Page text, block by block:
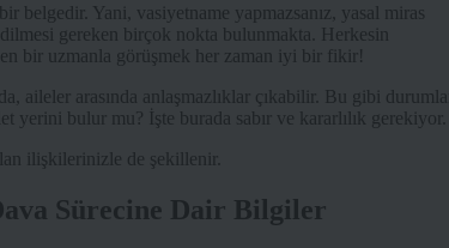
belgedir. Yani, vasiyetname yapmazsanız, yasal miras
gereken birçok nokta bulunmakta. Herkesin
bir uzmanla görüşmek her zaman iyi bir fikir!
aileler arasında anlaşmazlıklar çıkabilir. Bu gibi durumlar,
bulur mu? İşte burada sabır ve kararlılık gerekiyor.
ilişkilerinizle de şekillenir.
Sürecine Dair Bilgiler